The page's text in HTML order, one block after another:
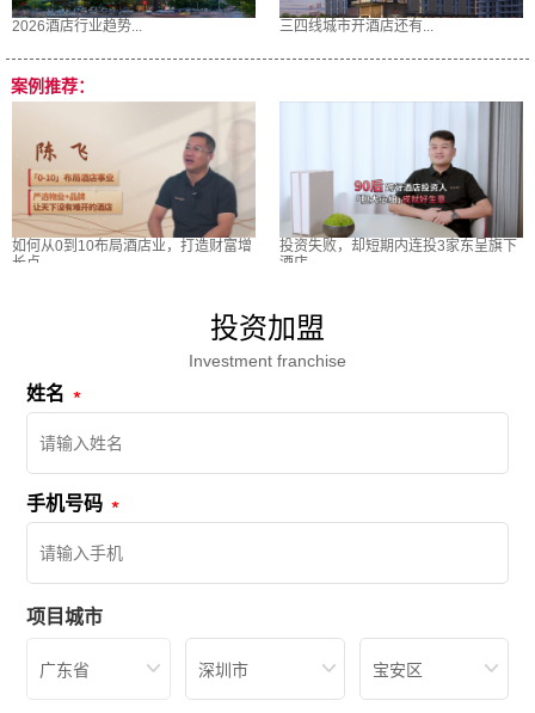
2026酒店行业趋势... 三四线城市开酒店还有...
案例推荐：
如何从0到10布局酒店业，打造财富增
长点
投资失败，却短期内连投3家东呈旗下
酒店
投资加盟
Investment franchise
姓名
手机号码
项目城市
广东省 深圳市 宝安区